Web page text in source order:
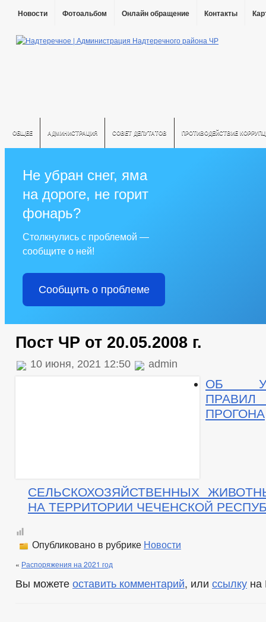
Новости Фотоальбом Онлайн обращение Контакты
ОБЩЕЕ АДМИНИСТРАЦИЯ СОВЕТ ДЕПУТАТОВ ПРОТИВОДЕЙСТВИЕ
Не убран снег, яма
на дороге, не горит
фонарь?
Столкнулись с проблемой —
сообщите о ней!
Сообщить о проблеме
Пост ЧР от 20.05.2008 г.
10 июня, 2021 12:50 admin
ОБ
ПРОГОНА
СЕЛЬСКОХОЗЯЙСТВЕННЫХ
НА ТЕРРИТОРИИ ЧЕЧЕНСКОЙ
Опубликовано в рубрике Новости
« Распоряжения на 2021 год
Вы можете оставить комментарий, или ссылку на